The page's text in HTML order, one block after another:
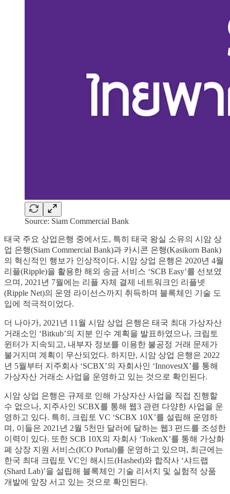
Source: Siam Commercial Bank
태국 주요 상업은행 중에서도, 특히 태국 왕실 소유의 시암 상
업 은행(Siam Commercial Bank)과 카시콘 은행(Kasikorn Bank)
의 혁신적인 행보가 인상적이다. 시암 상업 은행은 2020년 4월
리플(Ripple)을 활용한 해외 송금 서비스 ‘SCB Easy’를 선보였
으며, 2021년 7월에는 리플 자체 결제 네트워크인 리플넷
(Ripple Net)의 운영 라이선스까지 취득하며 블록체인 기술 도
입에 적극적이었다.
더 나아가, 2021년 11월 시암 상업 은행은 태국 최대 가상자산
거래소인 ‘Bitkub’의 지분 인수 계획을 발표하였으나, 크립토
윈터가 지속되고, 내부자 정보를 이용한 불공정 거래 문제가
불거지며 계획이 무산되었다. 하지만, 시암 상업 은행은 2022
년 5월부터 지주회사 ‘SCBX’의 자회사인 ‘InnovestX’를 통해
가상자산 거래소 사업을 운영하고 있는 것으로 확인된다.
시암 상업 은행은 규제로 인해 가상자산 사업을 직접 진행할
수 없으나, 지주사인 SCBX를 통해 웹3 관련 다양한 사업을 운
영하고 있다. 특히, 크립토 VC ‘SCBX 10X’를 설립해 운영하
며, 이들은 2021년 2월 5천만 달러에 달하는 웹3 펀드를 조성한
이력이 있다. 또한 SCB 10X의 자회사 ‘TokenX’를 통해 가상화
폐 상장 지원 서비스(ICO Portal)를 운영하고 있으며, 최근에는
한국 최대 크립토 VC인 해시드(Hashed)와 합작사 ‘샤드랩
(Shard Lab)’을 설립해 블록체인 기술 리서치 및 실험적 상품
개발에 앞장 서고 있는 것으로 확인된다.